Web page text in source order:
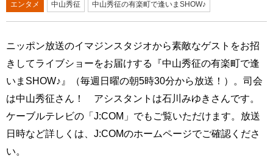
エンタメ 中山秀征 中山秀征の有楽町で逢いまSHOW♪
ニッポン放送のイマジンスタジオから素敵なゲストをお招
きしてライブショーをお届けする『中山秀征の有楽町で逢
いまSHOW♪』（毎週日曜の朝5時30分から放送！）。司会
は中山秀征さん！ アシスタントは石川みゆきさんです。
ケーブルテレビの「J:COM」でもご覧いただけます。放送
日時など詳しくは、J:COMのホームページでご確認くださ
い。